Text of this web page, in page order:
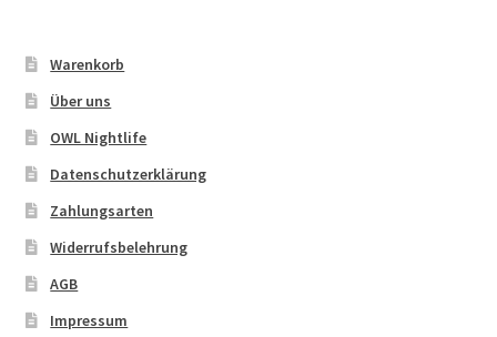
Warenkorb
Über uns
OWL Nightlife
Datenschutzerklärung
Zahlungsarten
Widerrufsbelehrung
AGB
Impressum